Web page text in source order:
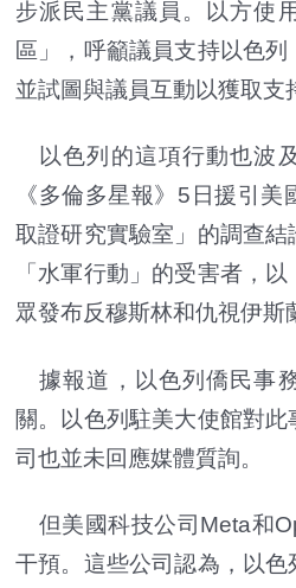
步派民主黨議員。以方使
區」，呼籲議員支持以色列
並試圖與議員互動以獲取支
以色列的這項行動也波
《多倫多星報》5日援引
取證研究實驗室」的調查
「水軍行動」的受害者，
眾發布反穆斯林和仇視伊斯
據報道，以色列僑民事
關。以色列駐美大使館對
司也並未回應媒體質詢。
但美國科技公司Meta和
干預。這些公司認為，以